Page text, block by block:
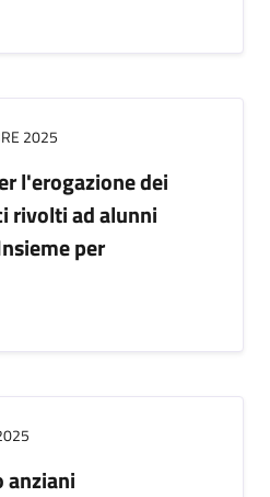
2025
l'erogazione dei
rivolti ad alunni
per